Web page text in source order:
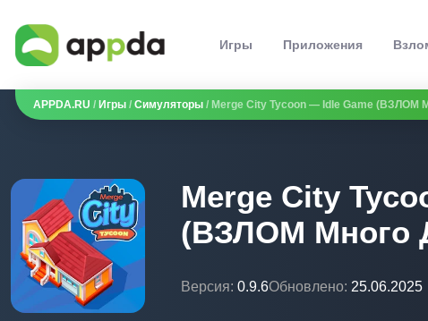
Игры Приложения
APPDA.RU / Игры / Симуляторы / Merge City Tycoon — Idle Game (ВЗЛОМ
Merge City
(ВЗЛОМ Много
Версия: 0.9.6Обновлено: 25.06.2025